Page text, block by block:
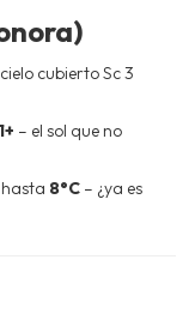
cubierto Sc 3
– el sol que no
8°C – ¿ya es